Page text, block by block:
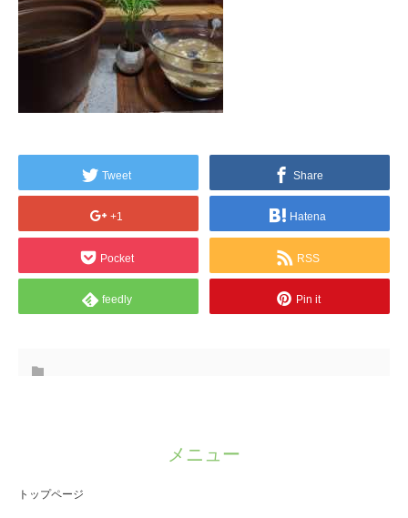
Tweet Share
+1 Hatena
Pocket RSS
feedly Pin it
メニュー
トップページ